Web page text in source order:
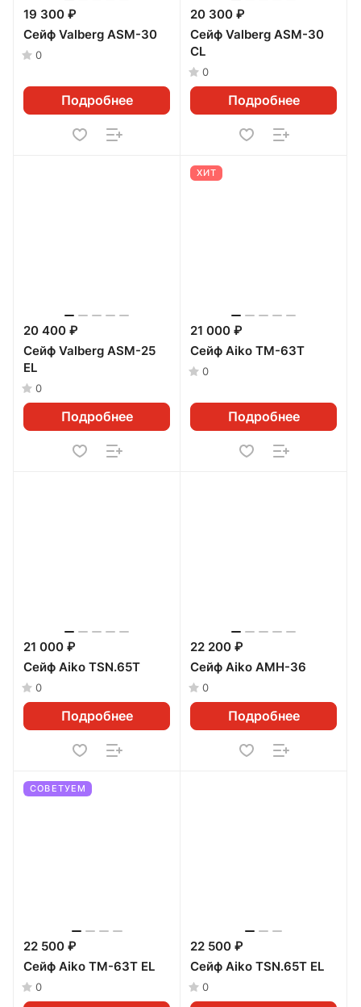
19 300 ₽
Сейф Valberg ASM-30
0
Подробнее
20 300 ₽
Сейф Valberg ASM-30
CL
0
Подробнее
20 400 ₽
Сейф Valberg ASM-25
EL
0
Подробнее
ХИТ
21 000 ₽
Сейф Aiko ТМ-63Т
0
Подробнее
21 000 ₽
Сейф Aiko TSN.65Т
0
Подробнее
22 200 ₽
Сейф Aiko AMH-36
0
Подробнее
СОВЕТУЕМ
22 500 ₽
Сейф Aiko ТМ-63Т EL
0
22 500 ₽
Сейф Aiko TSN.65Т EL
0